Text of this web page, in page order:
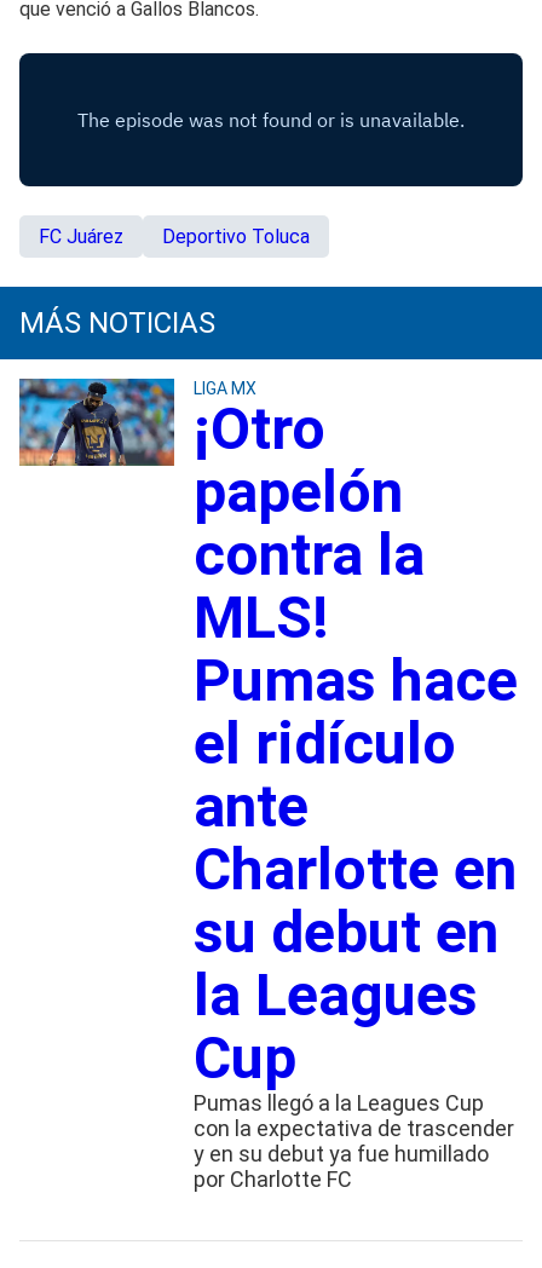
que venció a Gallos Blancos.
FC Juárez Deportivo Toluca
MÁS NOTICIAS
LIGA MX
¡Otro
papelón
contra la
MLS!
Pumas hace
el ridículo
ante
Charlotte en
su debut en
la Leagues
Cup
Pumas llegó a la Leagues Cup
con la expectativa de trascender
y en su debut ya fue humillado
por Charlotte FC